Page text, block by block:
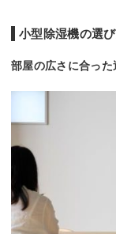
小型除湿機の選
部屋の広さに合っ